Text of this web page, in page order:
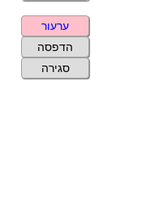
ערעור
הדפסה
סגירה